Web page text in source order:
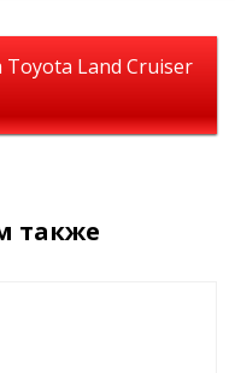
Land Cruiser
также